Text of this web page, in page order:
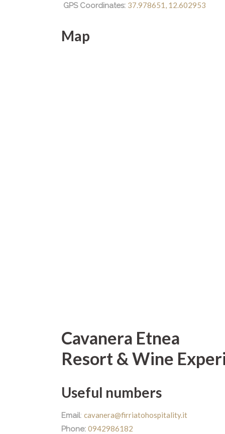
GPS Coordinates: 37.978651, 12.602953
Map
Cavanera Etnea
Resort & Wine
Useful numbers
Email: cavanera@firriatohospitality.it
Phone: 0942986182